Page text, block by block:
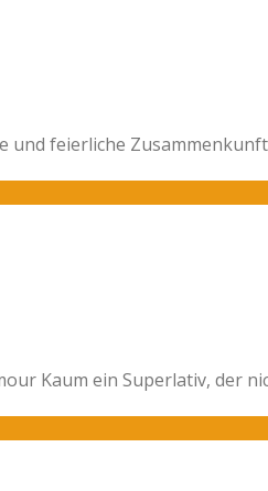
und feierliche
Kaum ein Superlativ, der